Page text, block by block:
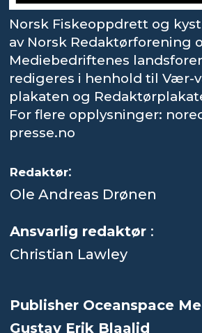
Norsk Fiskeoppdrett og
av Norsk Redaktørforening
Mediebedriftenes
redigeres i henhold til Vær-
plakaten og
For flere opplysninger:
presse.no
Redaktør:
Ole Andreas Drønen
Ansvarlig redaktør :
Christian Lawley
Publisher Oceanspace
Gustav Erik Blaalid